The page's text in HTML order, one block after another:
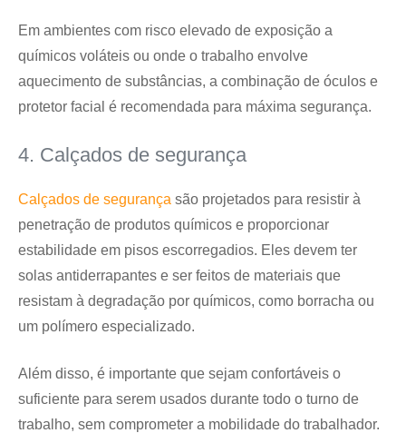
Em ambientes com risco elevado de exposição a
químicos voláteis ou onde o trabalho envolve
aquecimento de substâncias, a combinação de óculos e
protetor facial é recomendada para máxima segurança.
4. Calçados de segurança
Calçados de segurança são projetados para resistir à
penetração de produtos químicos e proporcionar
estabilidade em pisos escorregadios. Eles devem ter
solas antiderrapantes e ser feitos de materiais que
resistam à degradação por químicos, como borracha ou
um polímero especializado.
Além disso, é importante que sejam confortáveis o
suficiente para serem usados durante todo o turno de
trabalho, sem comprometer a mobilidade do trabalhador.